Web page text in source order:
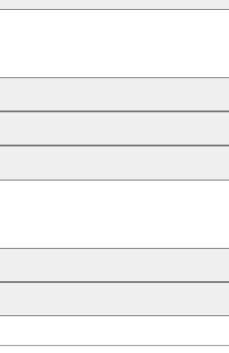
程，可以先點選試看課程測試喔！
繳費，避免造成繳費期限已過，
。
」
「我的課程」，找到你購買的課
、正常、1.25、1.5、2 等速度可
、IE 等網頁瀏覽器，可點選影
自動根據你所處的網路環境網速
進一步確認，你也可來信至
方「登入」按鈕，到